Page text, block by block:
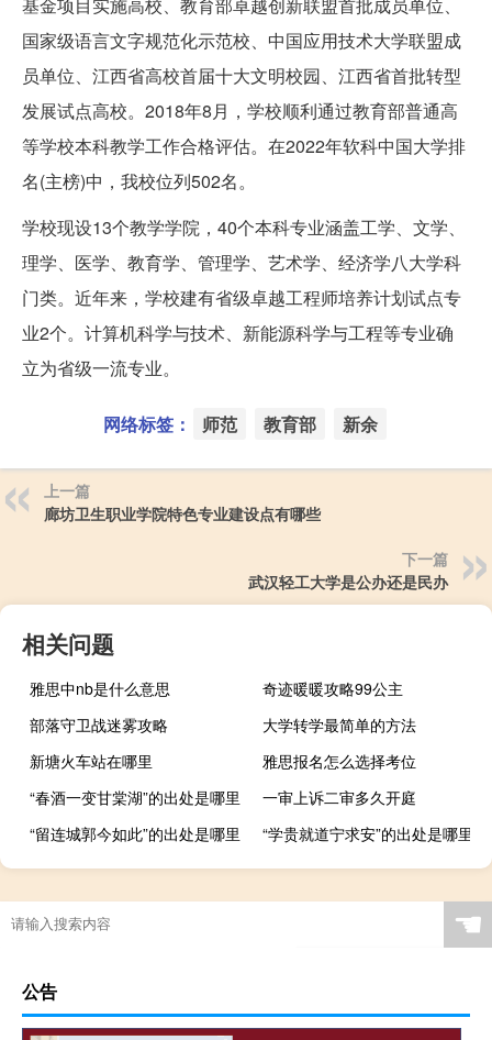
国家级语言文字规范化示范校、中国应用技术大学联盟成
员单位、江西省高校首届十大文明校园、江西省首批转型
发展试点高校。2018年8月，学校顺利通过教育部普通高
等学校本科教学工作合格评估。在2022年软科中国大学排
名(主榜)中，我校位列502名。
学校现设13个教学学院，40个本科专业涵盖工学、文学、
理学、医学、教育学、管理学、艺术学、经济学八大学科
门类。近年来，学校建有省级卓越工程师培养计划试点专
业2个。计算机科学与技术、新能源科学与工程等专业确
立为省级一流专业。
网络标签： 师范 教育部 新余
上一篇
廊坊卫生职业学院特色专业建设点有哪些
下一篇
武汉轻工大学是公办还是民办
相关问题
雅思中nb是什么意思
奇迹暖暖攻略99公主
部落守卫战迷雾攻略
大学转学最简单的方法
新塘火车站在哪里
雅思报名怎么选择考位
“春酒一变甘棠湖”的出处是哪里
一审上诉二审多久开庭
“留连城郭今如此”的出处是哪里
“学贵就道宁求安”的出处是哪里
☚
公告